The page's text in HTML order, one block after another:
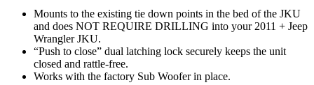
Mounts to the existing tie down points in the bed of the JKU
and does NOT REQUIRE DRILLING into your 2011 + Jeep
Wrangler JKU.
“Push to close” dual latching lock securely keeps the unit
closed and rattle-free.
Works with the factory Sub Woofer in place.